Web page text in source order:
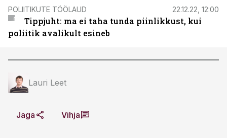
POLIITIKUTE TÖÖLAUD 22.12.22, 12:00
Tippjuht: ma ei taha tunda piinlikkust, kui
poliitik avalikult esineb
Lauri Leet
Jaga Vihja